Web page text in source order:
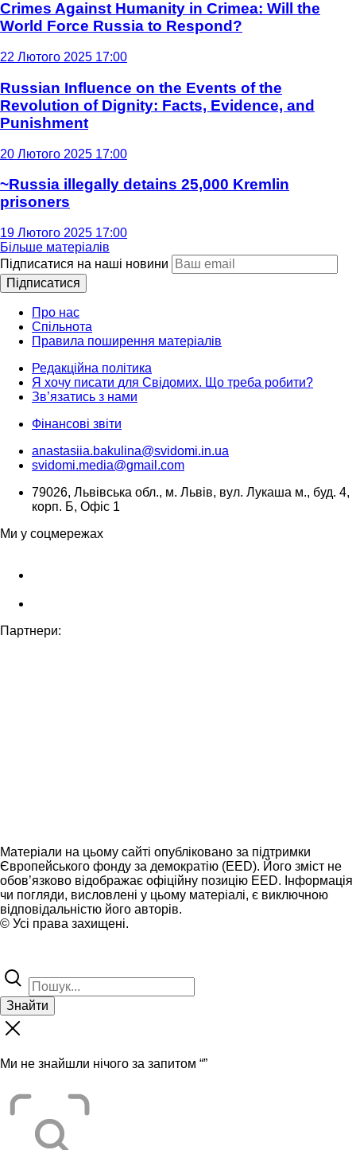
Crimes Against Humanity in Crimea: Will the
World Force Russia to Respond?
22 Лютого 2025 17:00
Russian Influence on the Events of the
Revolution of Dignity: Facts, Evidence, and
Punishment
20 Лютого 2025 17:00
~Russia illegally detains 25,000 Kremlin
prisoners
19 Лютого 2025 17:00
Більше матеріалів
Підписатися на наші новини
Підписатися
Про нас
Спільнота
Правила поширення матеріалів
Редакційна політика
Я хочу писати для Свідомих. Що треба робити?
Зв’язатись з нами
Фінансові звіти
anastasiia.bakulina@svidomi.in.ua
svidomi.media@gmail.com
79026, Львівська обл., м. Львів, вул. Лукаша м., буд. 4,
корп. Б, Офіс 1
Ми у соцмережах
Партнери:
Матеріали на цьому сайті опубліковано за підтримки
Європейського фонду за демократію (EED). Його зміст не
обов’язково відображає офіційну позицію EED. Інформація
чи погляди, висловлені у цьому матеріалі, є виключною
відповідальністю його авторів.
© Усі права захищені.
Знайти
Ми не знайшли нічого за запитом “”